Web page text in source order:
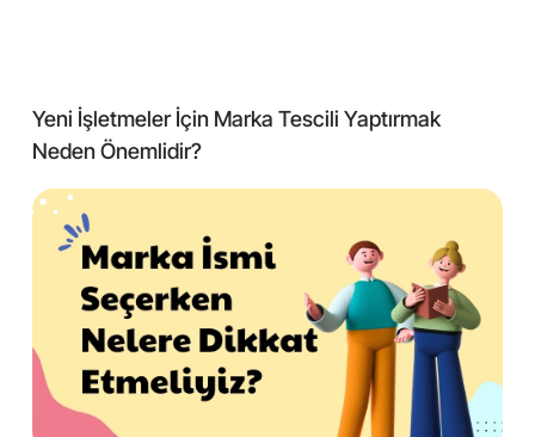
Yeni İşletmeler İçin Marka Tescili Yaptırmak
Neden Önemlidir?